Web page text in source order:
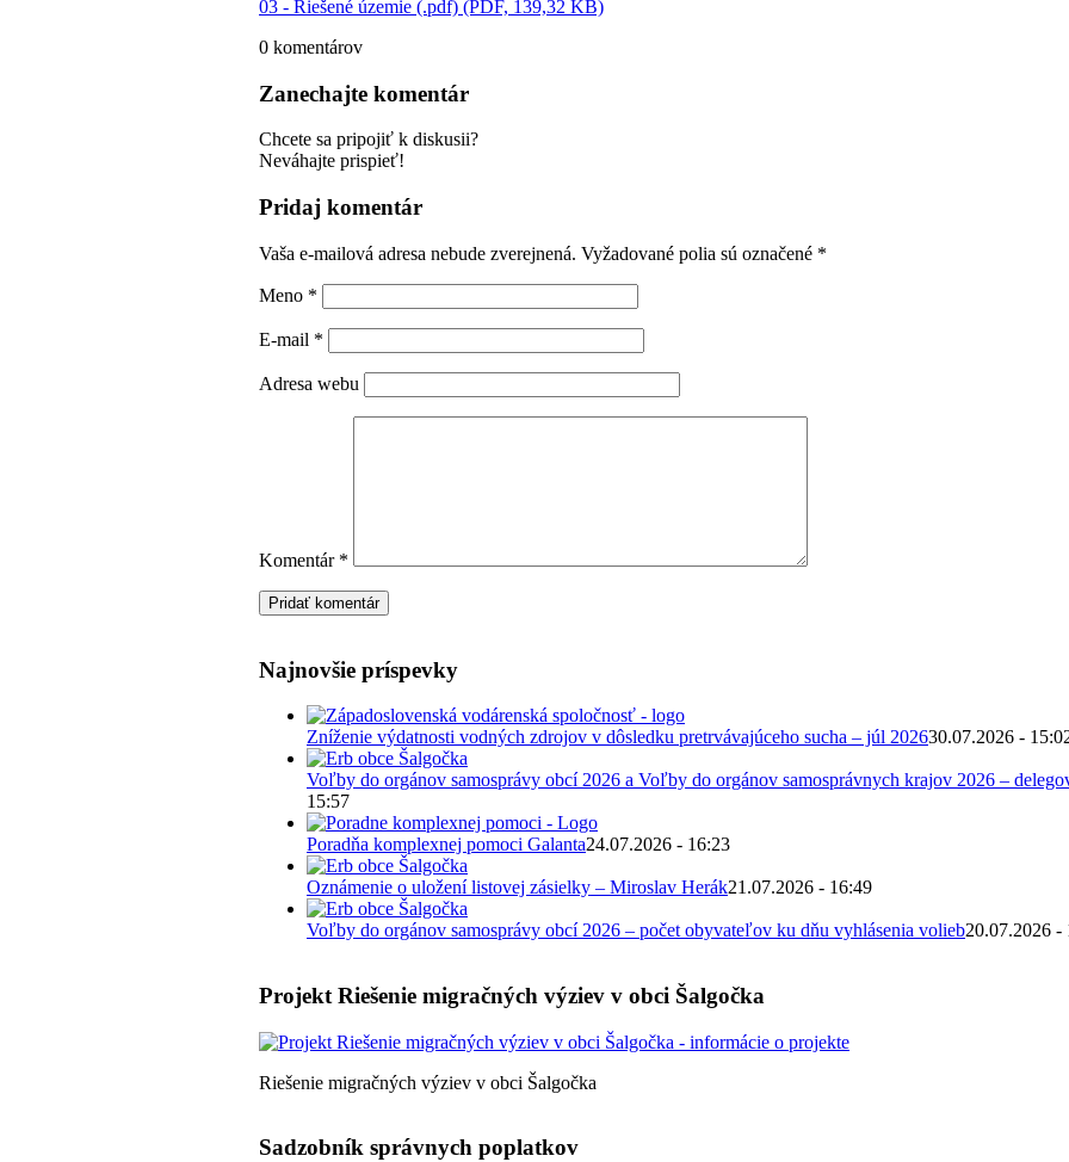
03 - Riešené územie (.pdf) (PDF, 139,32 KB)
0 komentárov
Zanechajte komentár
Chcete sa pripojiť k diskusii?
Neváhajte prispieť!
Pridaj komentár
Vaša e-mailová adresa nebude zverejnená. Vyžadované polia sú označené *
Meno *
E-mail *
Adresa webu
Komentár *
Najnovšie príspevky
Zníženie výdatnosti vodných zdrojov v dôsledku pretrvávajúceho sucha – júl 202630.07.2026 -
Voľby do orgánov samosprávy obcí 2026 a Voľby do orgánov samosprávnych krajov 2026 –
15:57
Poradňa komplexnej pomoci Galanta24.07.2026 - 16:23
Oznámenie o uložení listovej zásielky – Miroslav Herák21.07.2026 - 16:49
Voľby do orgánov samosprávy obcí 2026 – počet obyvateľov ku dňu vyhlásenia volieb20.07.2026 -
Projekt Riešenie migračných výziev v obci Šalgočka
Riešenie migračných výziev v obci Šalgočka
Sadzobník správnych poplatkov